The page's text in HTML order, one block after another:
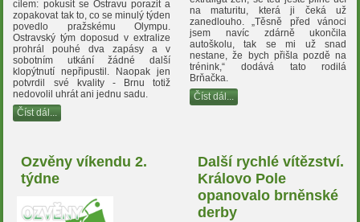
cílem: pokusit se Ostravu porazit a
zopakovat tak to, co se minulý týden
povedlo pražskému Olympu.
Ostravský tým doposud v extralize
prohrál pouhé dva zapásy a v
sobotním utkání žádné další
klopýtnutí nepřipustil. Naopak jen
potvrdil své kvality - Brnu totiž
nedovolil uhrát ani jednu sadu.
Číst dál...
na maturitu, která ji čeká už
zanedlouho. „Těsně před vánoci
jsem navíc zdárně ukončila
autoškolu, tak se mi už snad
nestane, že bych přišla pozdě na
trénink,“ dodává tato rodilá
Brňačka.
Číst dál...
Ozvěny víkendu 2.
týdne
Další rychlé vítězství.
Královo Pole
opanovalo brněnské
derby